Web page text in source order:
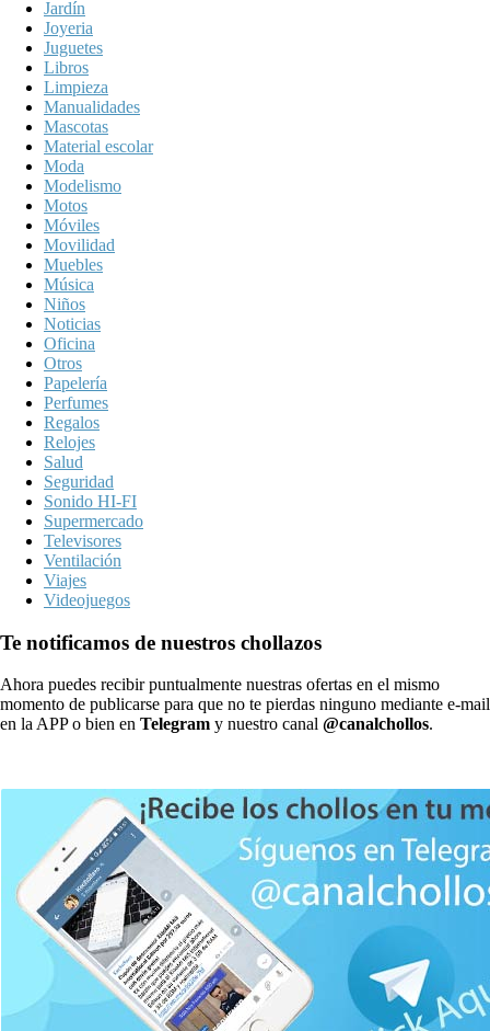
Jardín
Joyeria
Juguetes
Libros
Limpieza
Manualidades
Mascotas
Material escolar
Moda
Modelismo
Motos
Móviles
Movilidad
Muebles
Música
Niños
Noticias
Oficina
Otros
Papelería
Perfumes
Regalos
Relojes
Salud
Seguridad
Sonido HI-FI
Supermercado
Televisores
Ventilación
Viajes
Videojuegos
Te notificamos de nuestros chollazos
Ahora puedes recibir puntualmente nuestras ofertas en el mismo
momento de publicarse para que no te pierdas ninguno mediante e-mail
en la APP o bien en Telegram y nuestro canal @canalchollos.